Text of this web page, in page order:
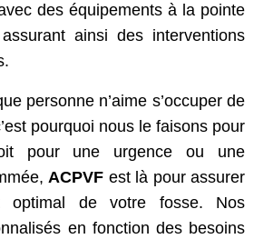
des équipements à la pointe
ainsi des interventions
personne n’aime s’occuper de
pourquoi nous le faisons pour
pour une urgence ou une
ACPVF est là pour assurer
optimal de votre fosse. Nos
en fonction des besoins